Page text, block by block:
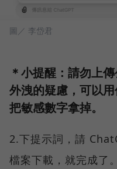
圖／ 李岱君
＊小提醒：請勿上
外洩的疑慮，可以
把敏感數字拿掉。
2.下提示詞，請
檔案下載，就完成了。